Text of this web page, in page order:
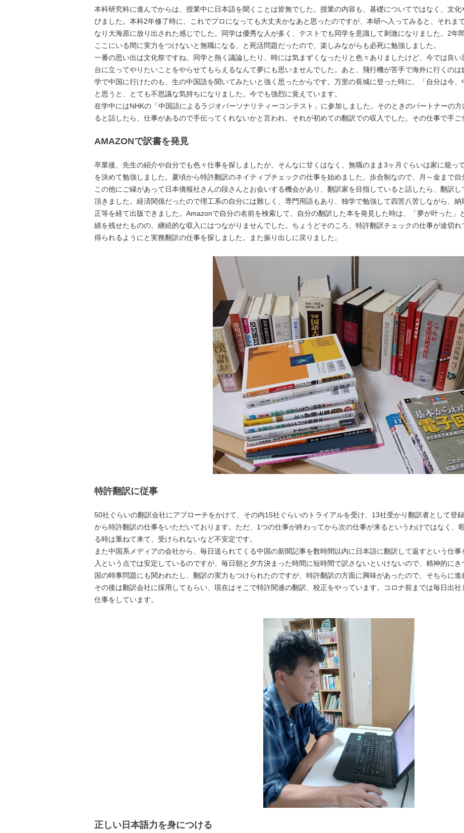
本科研究科に進んでからは、授業中に日本語を聞くことは皆無でした。授業の内容も、基礎についてではなく、文
びました。本科2年修了時に、これでプロになっても大丈夫かなあと思ったのですが、本研へ入ってみると、それま
なり大海原に放り出された感じでした。同学は優秀な人が多く、テストでも同学を意識して刺激になりました。2年
ここにいる間に実力をつけないと無職になる、と死活問題だったので、楽しみながらも必死に勉強しました。
一番の思い出は文化祭ですね。同学と熱く議論したり、時には気まずくなったりと色々ありましたけど、今では良
台に立ってやりたいことをやらせてもらえるなんて夢にも思いませんでした。あと、飛行機が苦手で海外に行くの
学で中国に行けたのも、生の中国語を聞いてみたいと強く思ったからです。万里の長城に登った時に、「自分は今、
と思うと、とても不思議な気持ちになりました。今でも強烈に覚えています。
在学中にはNHKの「中国語によるラジオパーソナリティーコンテスト」に参加しました。そのときのパートナーの
ると話したら、仕事があるので手伝ってくれないかと言われ、それが初めての翻訳での収入でした。その仕事で手ご
AMAZONで訳書を発見
卒業後、先生の紹介や自分でも色々仕事を探しましたが、そんなに甘くはなく、無職のまま3ヶ月ぐらいは家に籠っ
を決めて勉強しました。夏頃から特許翻訳のネイティブチェックの仕事を始めました。歩合制なので、月～金まで自
この他にご縁があって日本僑報社さんの段さんとお会いする機会があり、翻訳家を目指していると話したら、翻訳
頂きました。経済関係だったので理工系の自分には難しく、専門用語もあり、独学で勉強して四苦八苦しながら、
正等を経て出版できました。Amazonで自分の名前を検索して、自分の翻訳した本を発見した時は、「夢が叶った」
績を残せたものの、継続的な収入にはつながりませんでした。ちょうどそのころ、特許翻訳チェックの仕事が途切
得られるようにと実務翻訳の仕事を探しました。また振り出しに戻りました。
特許翻訳に従事
50社ぐらいの翻訳会社にアプローチをかけて、その内15社ぐらいのトライアルを受け、13社受かり翻訳者として登
から特許翻訳の仕事をいただいております。ただ、1つの仕事が終わってから次の仕事が来るというわけではなく、
る時は重ねて来て、受けられないなど不安定です。
また中国系メディアの会社から、毎日送られてくる中国の新聞記事を数時間以内に日本語に翻訳して返すという仕
入という点では安定しているのですが、毎日朝と夕方決まった時間に短時間で訳さないといけないので、精神的に
国の時事問題にも関われたし、翻訳の実力もつけられたのですが、特許翻訳の方面に興味があったので、そちらに進
その後は翻訳会社に採用してもらい、現在はそこで特許関連の翻訳、校正をやっています。コロナ前までは毎日出
仕事をしています。
正しい日本語力を身につける